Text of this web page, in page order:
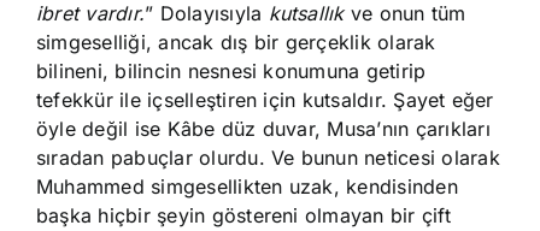
ibret vardır.” Dolayısıyla kutsallıkve onun tüm
simgeselliği, ancak dış bir gerçeklik olarak
bilineni, bilincin nesnesi konumuna getirip
tefekkür ile içselleştiren için kutsaldır. Şayet eğer
öyle değil ise Kâbe düz duvar, Musa’nın çarıkları
sıradan pabuçlar olurdu. Ve bunun neticesi olarak
Muhammed simgesellikten uzak, kendisinden
başka hiçbir şeyin göstereni olmayan bir çift